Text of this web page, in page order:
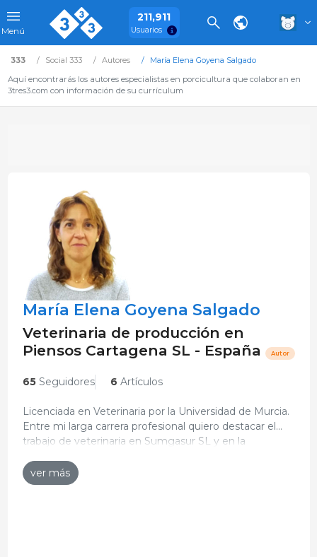
Menú
211,911
Usuarios
333 Social 333 Autores
María Elena Goyena Salgado
Aquí encontrarás los autores especialistas en porcicultura que colaboran en
3tres3.com con información de su currículum
María Elena Goyena Salgado
Veterinaria de producción en
Piensos Cartagena SL - España
Autor
65Seguidores 6 Artículos
Licenciada en Veterinaria por la Universidad de Murcia.
Entre mi larga carrera profesional quiero destacar el
trabajo de veterinaria en Sumgasur SL y en la
Cartagena SL.
España le otorgó el I Premio Laboratorios MEVET
“Carlos Buxadé Carbó” por su trabajo de investigación:
ver más